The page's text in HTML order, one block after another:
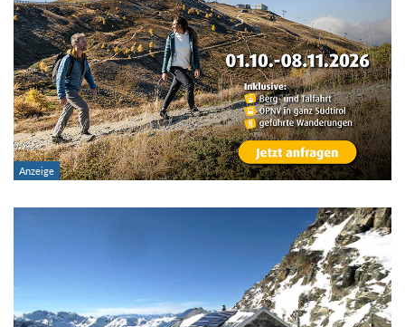
Region:
Gebirge:
Art der Tour:
von
bis